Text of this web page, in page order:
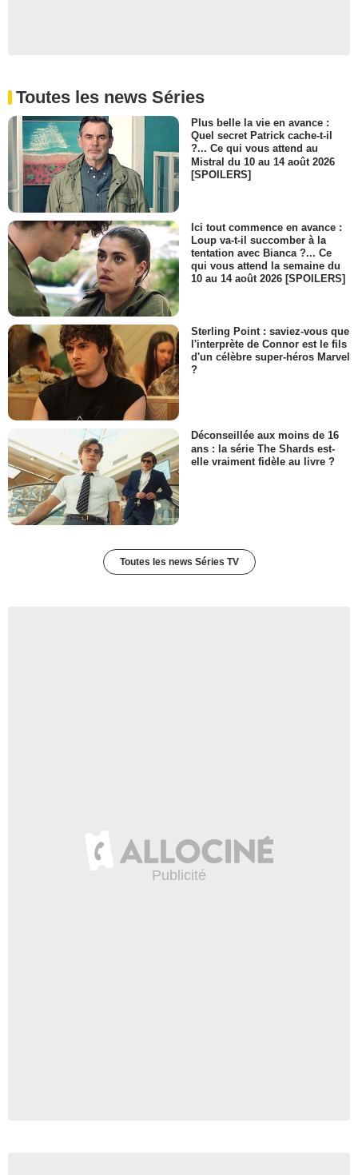
Toutes les news Séries
Plus belle la vie en avance :
Quel secret Patrick cache-t-il
?... Ce qui vous attend au
Mistral du 10 au 14 août 2026
[SPOILERS]
Ici tout commence en avance :
Loup va-t-il succomber à la
tentation avec Bianca ?... Ce
qui vous attend la semaine du
10 au 14 août 2026 [SPOILERS]
Sterling Point : saviez-vous que
l'interprète de Connor est le fils
d'un célèbre super-héros Marvel
?
Déconseillée aux moins de 16
ans : la série The Shards est-
elle vraiment fidèle au livre ?
Toutes les news Séries TV